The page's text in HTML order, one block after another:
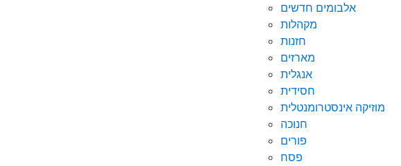
אלבומים חדשים
מקהלות
חזנות
מארזים
אנגלית
חסידית
מוזיקה אינסטרומנטלית
חנוכה
פורים
פסח